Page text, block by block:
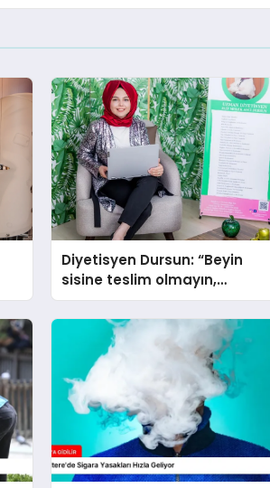
Diyetisyen Dursun: “Beyin
sisine teslim olmayın,
beslenme ve yaşam tarzınızı
değiştirin!”